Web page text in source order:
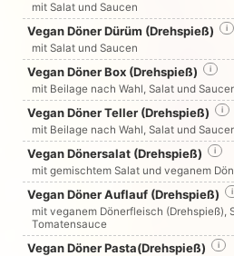
mit Salat und Saucen
Vegan Döner Dürüm (Drehspieß) i
mit Salat und Saucen
Vegan Döner Box (Drehspieß) i
mit Beilage nach Wahl, Salat und
Vegan Döner Teller (Drehspieß) i
mit Beilage nach Wahl, Salat und
Vegan Dönersalat (Drehspieß) i
mit gemischtem Salat und veganem
Vegan Döner Auflauf (Drehspieß) i
mit veganem Dönerfleisch (Drehspieß),
Tomatensauce
Vegan Döner Pasta(Drehspieß) i